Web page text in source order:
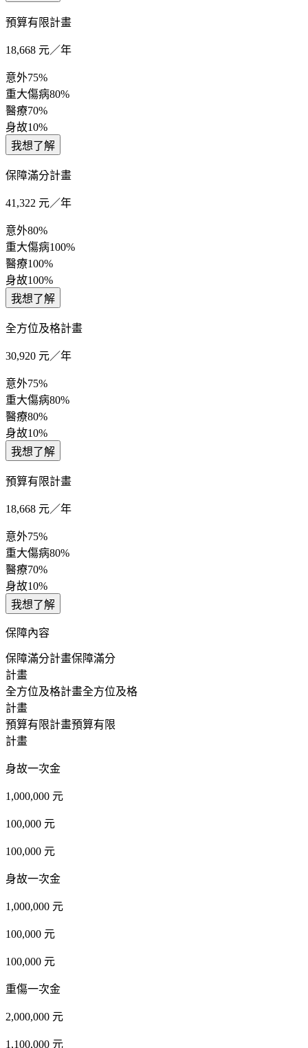
預算有限計畫
18,668 元／年
意外75%
重大傷病80%
醫療70%
身故10%
我想了解
保障滿分計畫
41,322 元／年
意外80%
重大傷病100%
醫療100%
身故100%
我想了解
全方位及格計畫
30,920 元／年
意外75%
重大傷病80%
醫療80%
身故10%
我想了解
預算有限計畫
18,668 元／年
意外75%
重大傷病80%
醫療70%
身故10%
我想了解
保障內容
保障滿分計畫保障滿分
計畫
全方位及格計畫全方位及格
計畫
預算有限計畫預算有限
計畫
身故一次金
1,000,000 元
100,000 元
100,000 元
身故一次金
1,000,000 元
100,000 元
100,000 元
重傷一次金
2,000,000 元
1,100,000 元